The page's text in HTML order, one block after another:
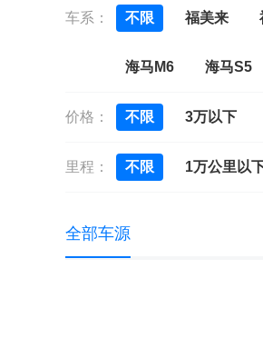
车系： 不限 福美来
海马M6 海马S5
价格： 不限 3万以下
里程： 不限 1万公里以
全部车源